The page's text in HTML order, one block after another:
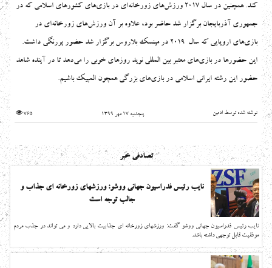
كند. همچنين در سال ۲۰۱۷ ورزش‌های زورخانه‌ای در بازی‌های کشورهای اسلامی كه در
جمهوري آذربايجان برگزار شد حاضر بود، علاوه بر آن ورزش‌های زورخانه‌ای در
بازی‌های اروپایی كه سال ۲۰۱۹ در مينسك بلاروس برگزار شد حضور پررنگي داشت.
اين حضورها در بازي‌هاي معتبر بين المللي نوید روزهای خوبی را می‌دهد تا در آينده شاهد
حضور اين رشته ايراني اسلامي در بازي‌هاي بزرگي همچون المپيك باشيم.
نوشته شده توسط ادمین پنجشنبه 17 مهر 1399 765
تصادفی خبر
نایب رئیس فدراسیون جهانی ووشو: ورزشهای زورخانه ای جذاب و
جالب توجه است
نایب رئیس فدراسیون جهانی ووشو گفت: ورزشهای زورخانه ای جذابیت بالایی دارد و می تواند در جذب مردم
موفقیت قابل توجهی داشته باشد.